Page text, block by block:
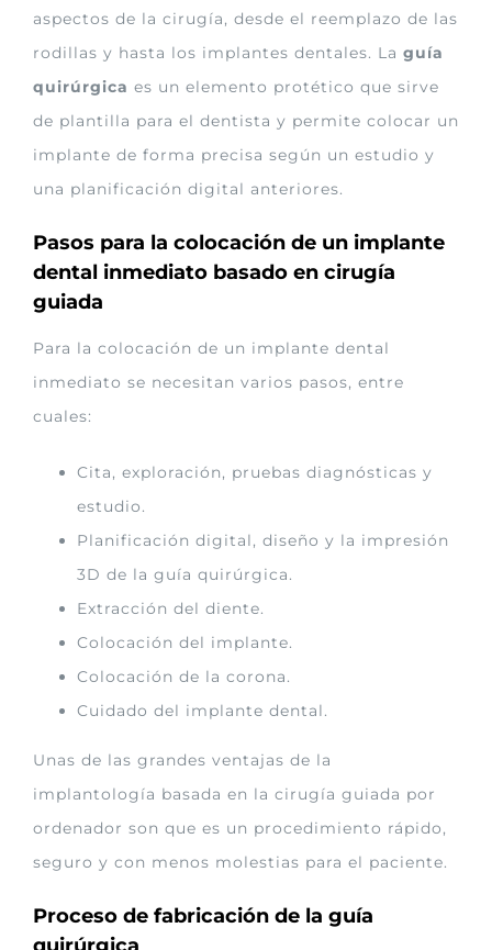
aspectos de la cirugía, desde el reemplazo de las
rodillas y hasta los implantes dentales. La guía
quirúrgica es un elemento protético que sirve
de plantilla para el dentista y permite colocar un
implante de forma precisa según un estudio y
una planificación digital anteriores.
Pasos para la colocación de un implante
dental inmediato basado en cirugía
guiada
Para la colocación de un implante dental
inmediato se necesitan varios pasos, entre
cuales:
Cita, exploración, pruebas diagnósticas y
estudio.
Planificación digital, diseño y la impresión
3D de la guía quirúrgica.
Extracción del diente.
Colocación del implante.
Colocación de la corona.
Cuidado del implante dental.
Unas de las grandes ventajas de la
implantología basada en la cirugía guiada por
ordenador son que es un procedimiento rápido,
seguro y con menos molestias para el paciente.
Proceso de fabricación de la guía